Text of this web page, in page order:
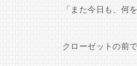
「また今日も、何
クローゼットの前